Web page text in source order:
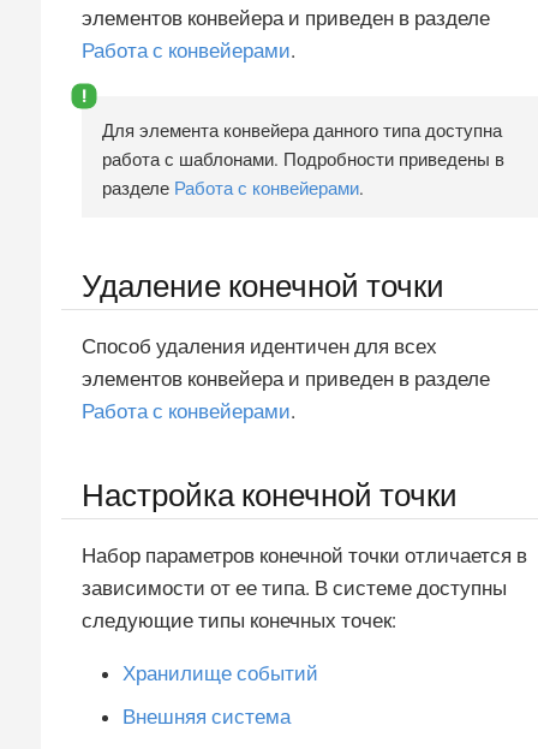
элементов конвейера и приведен в разделе
Работа с конвейерами.
Для элемента конвейера данного типа доступна
работа с шаблонами. Подробности приведены в
разделе Работа с конвейерами.
Удаление конечной точки
Способ удаления идентичен для всех
элементов конвейера и приведен в разделе
Работа с конвейерами.
Настройка конечной точки
Набор параметров конечной точки отличается в
зависимости от ее типа. В системе доступны
следующие типы конечных точек:
Хранилище событий
Внешняя система